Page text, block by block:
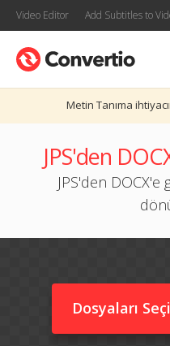
Video Editor Add Subtitles to
Metin Tanıma
JPS'den
JPS'den DOCX'e
Dosyaları